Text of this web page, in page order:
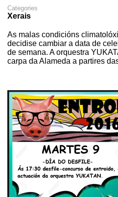
Categories
Xerais
As malas condicións
decidise cambiar a data de
de semana. A orquestra
carpa da Alameda a partires